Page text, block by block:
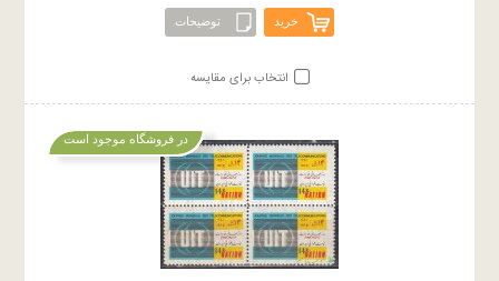
خرید توضیحات
انتخاب برای مقایسه
در فروشگاه موجود است